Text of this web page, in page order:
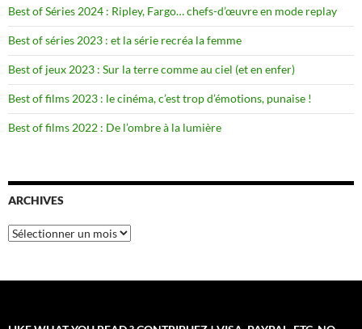
Best of Séries 2024 : Ripley, Fargo… chefs-d’œuvre en mode replay
Best of séries 2023 : et la série recréa la femme
Best of jeux 2023 : Sur la terre comme au ciel (et en enfer)
Best of films 2023 : le cinéma, c’est trop d’émotions, punaise !
Best of films 2022 : De l’ombre à la lumière
ARCHIVES
Archives